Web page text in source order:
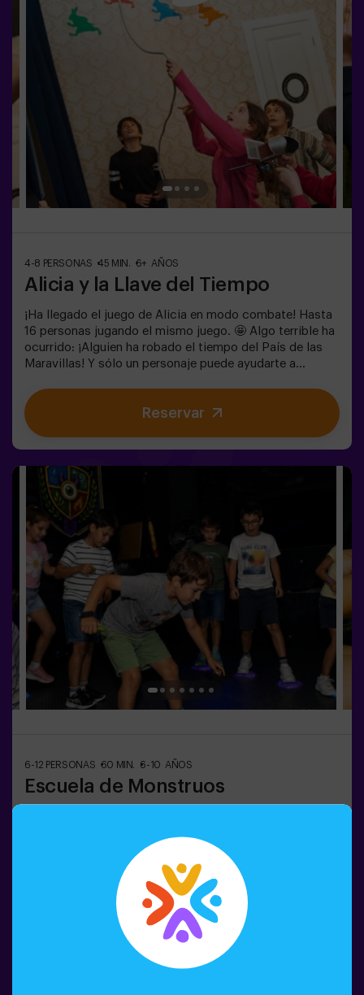
4-8 PERSONAS 45 MIN. 6+ AÑOS
Alicia y la Llave del Tiempo
¡Ha llegado el juego de Alicia en modo combate! Hasta
16 personas jugando el mismo juego. 🤩 Algo terrible ha
ocurrido: ¡Alguien ha robado el tiempo del País de las
Maravillas! Y sólo un personaje puede ayudarte a
tendrás que resolver los enigmas y sumergirte en el
Jardín Secreto de la Reina. ¿Estás preparado para
emprender el viaje más emocionante de tu vida? ✨Juego
meriendas. 🎂👩‍🏫 Monitor incluido únicamente con el
pack de cumpleaños.⚠️ Existen pasos estrechos ⚠️
🧩 Nivel de dificultad: bajo.
Reservar
6-12 PERSONAS 60 MIN. 6-10 AÑOS
Escuela de Monstruos
de la aventura.Durante esta gincana llena de
movimiento, los peques descubrirán criaturas
sorprendentes, superarán pruebas divertidas y
aprenderán a identificarlas como auténticos
exploradores.Cada reto les llevará a moverse, pensar y
colaborar en equipo… mientras se sumergen en un
mundo lleno de imaginación.Y al final, llega el momento
más especial:¡crear su propio monstruo y convertirlo en
Reservar